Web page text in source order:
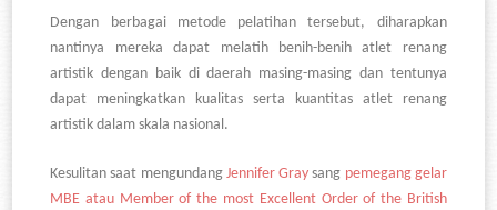
Dengan berbagai metode pelatihan tersebut, diharapkan
nantinya mereka dapat melatih benih-benih atlet renang
artistik dengan baik di daerah masing-masing dan tentunya
dapat meningkatkan kualitas serta kuantitas atlet renang
artistik dalam skala nasional.
Kesulitan saat mengundang Jennifer Graysang pemegang gelar
MBE atau Member of the most Excellent Order of the British